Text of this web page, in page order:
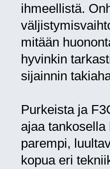
ihmeellistä.
mitään
hyvinkin
sijainnin
Purkeista ja
ajaa
parempi,
kopua eri